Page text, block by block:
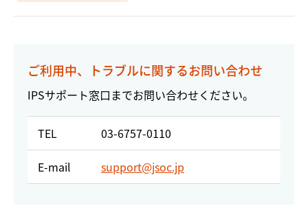
ご利用中、トラブルに関するお問い合わせ
IPSサポート窓口までお問い合わせください。
TEL 03-6757-0110
E-mail support@jsoc.jp